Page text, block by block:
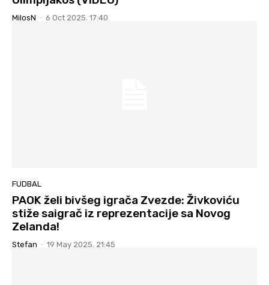
MilosN - 6 Oct 2025. 17:40
FUDBAL
PAOK želi bivšeg igrača Zvezde: Živkoviću
stiže saigrač iz reprezentacije sa Novog
Zelanda!
Stefan - 19 May 2025. 21:45